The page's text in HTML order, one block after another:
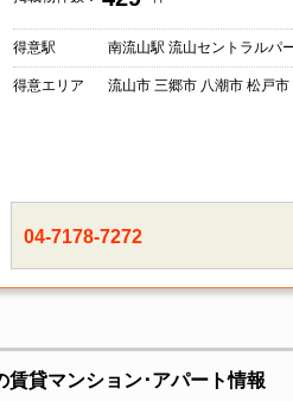
得意駅 南流山駅 流山セントラルパ
得意エリア 流山市 三郷市 八潮市 松戸市
04-7178-7272
貸マンション･アパート情報